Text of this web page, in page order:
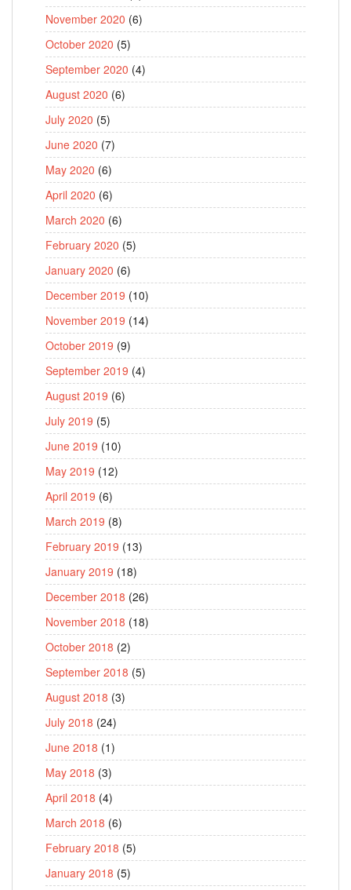
November 2020 (6)
October 2020 (5)
September 2020 (4)
August 2020 (6)
July 2020 (5)
June 2020 (7)
May 2020 (6)
April 2020 (6)
March 2020 (6)
February 2020 (5)
January 2020 (6)
December 2019 (10)
November 2019 (14)
October 2019 (9)
September 2019 (4)
August 2019 (6)
July 2019 (5)
June 2019 (10)
May 2019 (12)
April 2019 (6)
March 2019 (8)
February 2019 (13)
January 2019 (18)
December 2018 (26)
November 2018 (18)
October 2018 (2)
September 2018 (5)
August 2018 (3)
July 2018 (24)
June 2018 (1)
May 2018 (3)
April 2018 (4)
March 2018 (6)
February 2018 (5)
January 2018 (5)